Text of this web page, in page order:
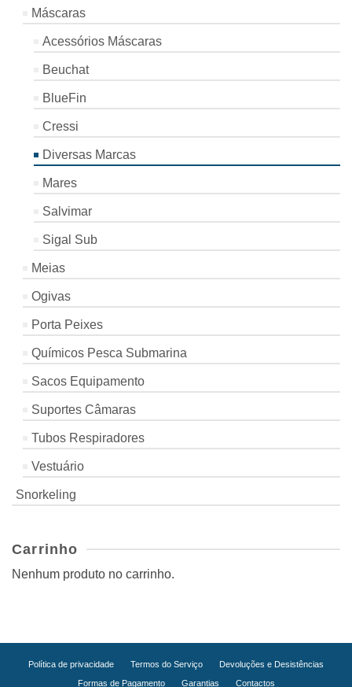
Máscaras
Acessórios Máscaras
Beuchat
BlueFin
Cressi
Diversas Marcas
Mares
Salvimar
Sigal Sub
Meias
Ogivas
Porta Peixes
Químicos Pesca Submarina
Sacos Equipamento
Suportes Câmaras
Tubos Respiradores
Vestuário
Snorkeling
Carrinho
Nenhum produto no carrinho.
Política de privacidade Termos do Serviço
Devoluções e Desistências
Formas de Pagamento
Garantias Contactos